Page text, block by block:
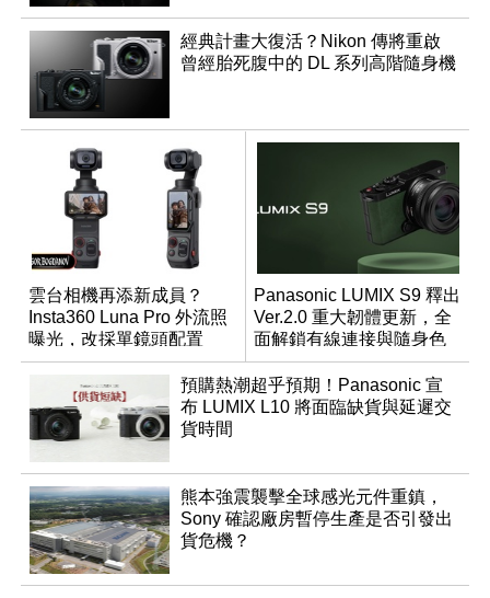
經典計畫大復活？Nikon 傳將重啟
曾經胎死腹中的 DL 系列高階隨身機
雲台相機再添新成員？
Insta360 Luna Pro 外流照
曝光，改採單鏡頭配置
Panasonic LUMIX S9 釋出
Ver.2.0 重大韌體更新，全
面解鎖有線連接與隨身色
調編輯
預購熱潮超乎預期！Panasonic 宣
布 LUMIX L10 將面臨缺貨與延遲交
貨時間
熊本強震襲擊全球感光元件重鎮，
Sony 確認廠房暫停生產是否引發出
貨危機？